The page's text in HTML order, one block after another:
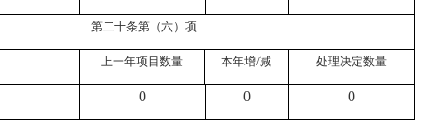
第二十条第（六）项
上一年项目数量 本年增/减 处理决定数量
0 0 0